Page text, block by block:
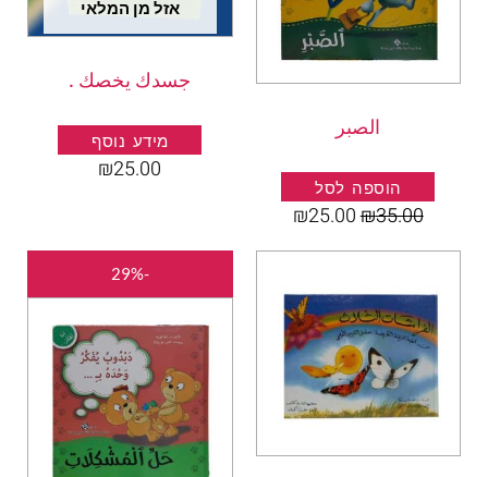
الصبر
הוספה לסל
₪35.00
₪25.00
אזל מן המלאי
جسدك يخصك .
מידע נוסף
₪25.00
-29%
המחיר
המקורי
₪35.00.
₪25.00.